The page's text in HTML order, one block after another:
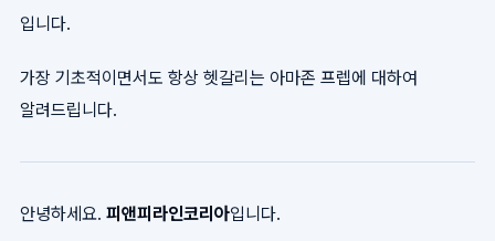
입니다.
가장 기초적이면서도 항상 헷갈리는 아마존 프렙에 대하여
알려드립니다.
안녕하세요. 피앤피라인코리아입니다.